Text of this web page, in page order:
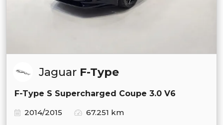
Jaguar F-Type
F-Type S Supercharged Coupe 3.0 V6
2014/2015
67.251 km